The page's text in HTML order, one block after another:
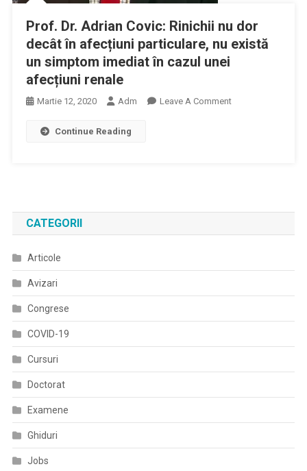
Prof. Dr. Adrian Covic: Rinichii nu dor
decât în afecțiuni particulare, nu există
un simptom imediat în cazul unei
afecțiuni renale
Martie 12, 2020 Adm Leave A CommentOn
Dor
Particulare,
Un
Unei
Continue Reading
CATEGORII
Articole
Avizari
Congrese
COVID-19
Cursuri
Doctorat
Examene
Ghiduri
Jobs